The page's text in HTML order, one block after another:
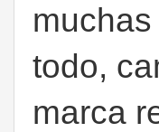
todo,
marca